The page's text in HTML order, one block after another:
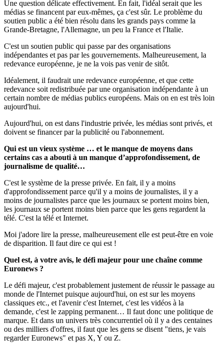
Une question délicate effectivement. En fait, l'idéal serait que les
médias se financent par eux-mêmes, ça c'est sûr. Le problème du
soutien public a été bien résolu dans les grands pays comme la
Grande-Bretagne, l'Allemagne, un peu la France et l'Italie.
C'est un soutien public qui passe par des organisations
indépendantes et pas par les gouvernements. Malheureusement, la
redevance européenne, je ne la vois pas venir de sitôt.
Idéalement, il faudrait une redevance européenne, et que cette
redevance soit redistribuée par une organisation indépendante à un
certain nombre de médias publics européens. Mais on en est très loin
aujourd'hui.
Aujourd'hui, on est dans l'industrie privée, les médias sont privés, et
doivent se financer par la publicité ou l'abonnement.
Qui est un vieux système … et le manque de moyens dans
certains cas a abouti à un manque d’approfondissement, de
journalisme de qualité…
C'est le système de la presse privée. En fait, il y a moins
d'approfondissement parce qu'il y a moins de journalistes, il y a
moins de journalistes parce que les journaux se portent moins bien,
les journaux se portent moins bien parce que les gens regardent la
télé. C'est la télé et Internet.
Moi j'adore lire la presse, malheureusement elle est peut-être en voie
de disparition. Il faut dire ce qui est !
Quel est, à votre avis, le défi majeur pour une chaîne comme
Euronews ?
Le défi majeur, c'est probablement justement de réussir le passage au
monde de l'Internet puisque aujourd'hui, on est sur les moyens
classiques etc., et l'avenir c'est Internet, c'est les vidéos à la
demande, c'est le zapping permanent… Il faut donc une politique de
marque. Et dans un univers très concurrentiel où il y a des centaines
ou des milliers d'offres, il faut que les gens se disent "tiens, je vais
regarder Euronews" et pas X, Y ou Z.